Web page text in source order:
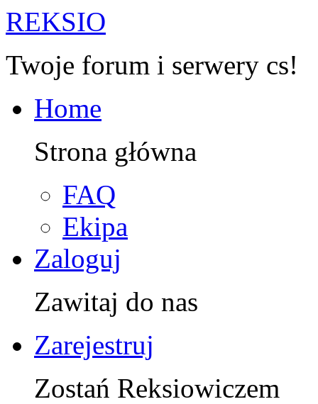
REKSIO
Twoje forum i serwery cs!
Home
Strona główna
FAQ
Ekipa
Zaloguj
Zawitaj do nas
Zarejestruj
Zostań Reksiowiczem